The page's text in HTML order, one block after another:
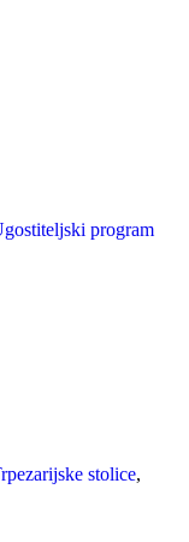
program
stolice,